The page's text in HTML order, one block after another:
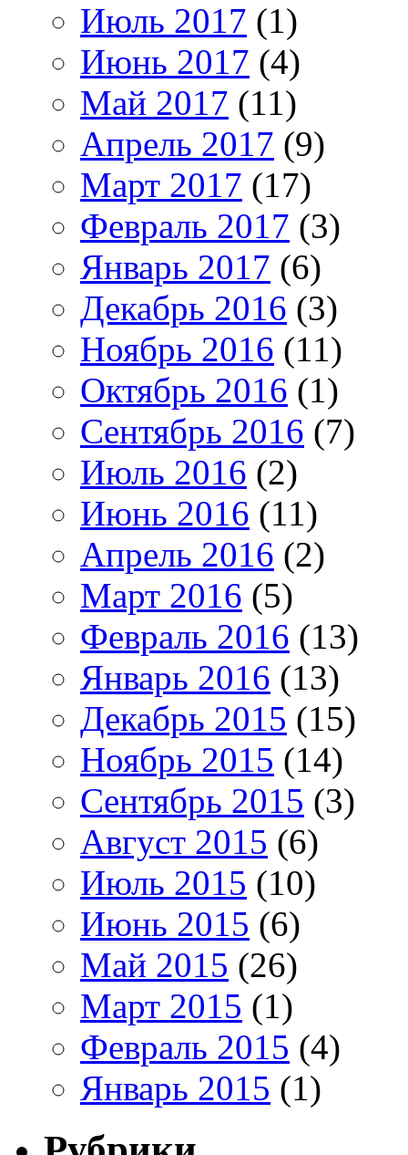
Июль 2017 (1)
Июнь 2017 (4)
Май 2017 (11)
Апрель 2017 (9)
Март 2017 (17)
Февраль 2017 (3)
Январь 2017 (6)
Декабрь 2016 (3)
Ноябрь 2016 (11)
Октябрь 2016 (1)
Сентябрь 2016 (7)
Июль 2016 (2)
Июнь 2016 (11)
Апрель 2016 (2)
Март 2016 (5)
Февраль 2016 (13)
Январь 2016 (13)
Декабрь 2015 (15)
Ноябрь 2015 (14)
Сентябрь 2015 (3)
Август 2015 (6)
Июль 2015 (10)
Июнь 2015 (6)
Май 2015 (26)
Март 2015 (1)
Февраль 2015 (4)
Январь 2015 (1)